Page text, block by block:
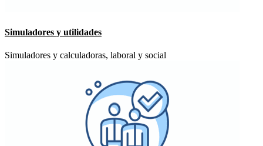
Simuladores y utilidades
Simuladores y calculadoras, laboral y social